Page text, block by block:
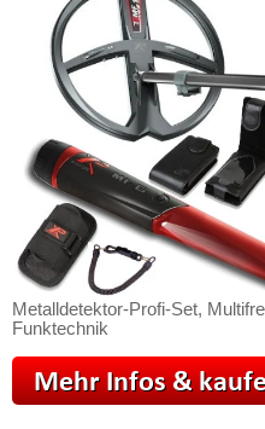
Metalldetektor-Profi-Set,
Funktechnik